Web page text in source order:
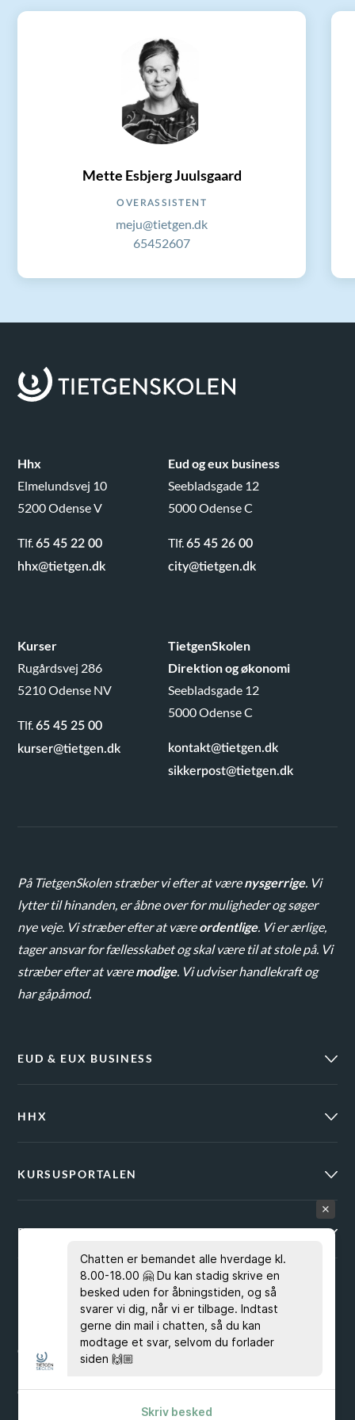
Mette Esbjerg Juulsgaard
OVERASSISTENT
meju@tietgen.dk
65452607
Hhx
Elmelundsvej 10
5200 Odense V
Tlf.65 45 22 00
hhx@tietgen.dk
Eud og eux business
Seebladsgade 12
5000 Odense C
Tlf.65 45 26 00
city@tietgen.dk
Kurser
Rugårdsvej 286
5210 Odense NV
Tlf.65 45 25 00
kurser@tietgen.dk
TietgenSkolen
Direktion og økonomi
Seebladsgade 12
5000 Odense C
kontakt@tietgen.dk
sikkerpost@tietgen.dk
På TietgenSkolen stræber vi efter at værenysgerrige. Vi
lytter til hinanden, er åbne over for muligheder og søger
nye veje. Vi stræber efter at væreordentlige. Vi er ærlige,
tager ansvar for fællesskabet og skal være til at stole på. Vi
stræber efter at væremodige. Vi udviser handlekraft og
har gåpåmod.
EUD & EUX BUSINESS
HHX
KURSUSPORTALEN
BRUG FOR HJÆLP?
EAN 5798000553743
CVR 23267519
Cookies & Privatlivspolitik
Chatten er bemandet alle hverdage kl.
8.00-18.00 🤗 Du kan stadig skrive en
besked uden for åbningstiden, og så
svarer vi dig, når vi er tilbage. Indtast
gerne din mail i chatten, så du kan
modtage et svar, selvom du forlader
siden 🙌🏼
Skriv besked